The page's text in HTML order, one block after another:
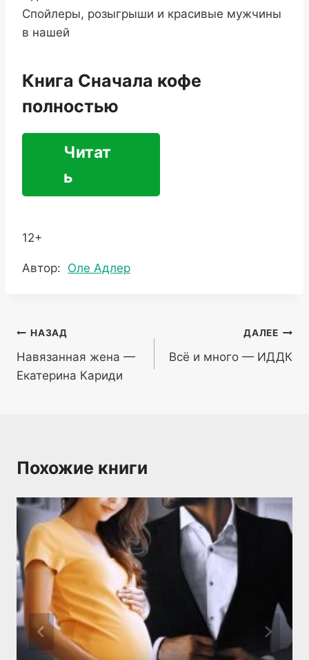
Спойлеры, розыгрыши и красивые мужчины
в нашей
Книга Сначала кофе
полностью
Читат
ь
12+
Метки
Автор: Оле Адлер
Навигация
по
записям
НАЗАД
Навязанная жена —
Екатерина Кариди
ДАЛЕЕ
Всё и много — ИДДК
Похожие книги